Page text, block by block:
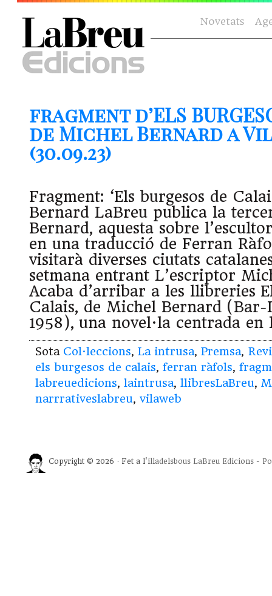
Novetats
fragment d’ELS
de Michel Bernard a
(30.09.23)
Fragment: ‘Els burgesos de
Bernard LaBreu publica la
Bernard, aquesta sobre
en una traducció de Ferran
visitarà diverses ciutats
setmana entrant L’escriptor
Acaba d’arribar a les llibreries
Calais, de Michel Bernard (Bar-
1958), una novel·la centrada
Sota Col·leccions, La intrusa, Premsa,
els burgesos de calais, ferran ràfols,
labreuedicions, laintrusa, llibresLaBreu,
narrrativeslabreu, vilaweb
Copyright © 2026 · Fet a l'illadelsbous LaBreu Edicions -